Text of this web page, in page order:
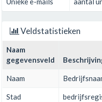
Veldstatistieken
Naam
gegevensveld
Naam
Stad